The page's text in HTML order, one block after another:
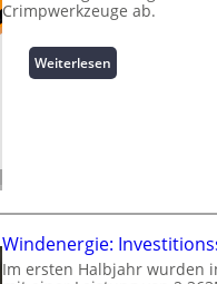
m
t
i
L
s
t
Crimpwerkzeuge ab.
Weiterlesen:
I
i
e
n
Windenergie:
Im ersten Halbjahr wurden